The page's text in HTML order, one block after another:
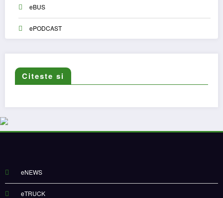
eBUS
ePODCAST
Citeste si
eNEWS
eTRUCK